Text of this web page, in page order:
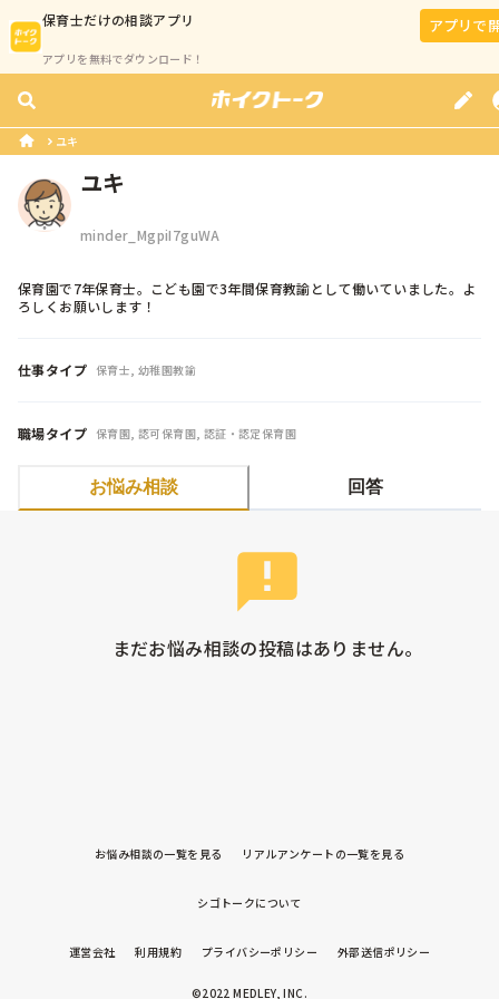
保育士だけの相談アプリ
アプリを無料でダウンロード！
アプリで
ユキ
ユキ
minder_MgpiI7guWA
保育園で7年保育士。こども園で3年間保育教諭として働いていました。よ
ろしくお願いします！
仕事タイプ 保育士, 幼稚園教諭
職場タイプ 保育園, 認可保育園, 認証・認定保育園
お悩み相談 回答
まだお悩み相談の投稿はありません。
お悩み相談の一覧を見る リアルアンケートの一覧を見る
シゴトークについて
運営会社 利用規約 プライバシーポリシー 外部送信ポリシー
©2022 MEDLEY, INC.